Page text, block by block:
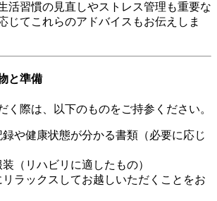
活習慣の見直しやストレス管理も重要な
じてこれらのアドバイスもお伝えしま
と準備
く際は、以下のものをご持参ください。
や健康状態が分かる書類（必要に応じ
（リハビリに適したもの）
リラックスしてお越しいただくことをお